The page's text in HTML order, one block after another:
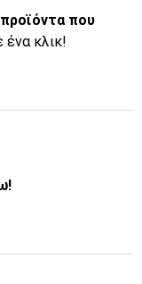
προϊόντα που
ένα κλικ!